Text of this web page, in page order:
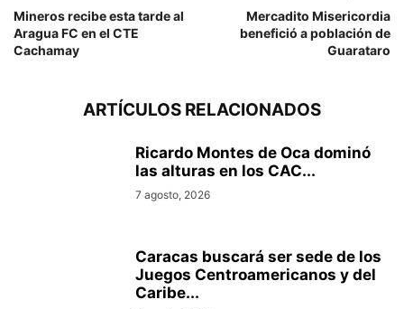
Mineros recibe esta tarde al
Aragua FC en el CTE
Cachamay
Mercadito Misericordia
benefició a población de
Guarataro
ARTÍCULOS RELACIONADOS
Ricardo Montes de Oca dominó
las alturas en los CAC...
7 agosto, 2026
Caracas buscará ser sede de los
Juegos Centroamericanos y del
Caribe...